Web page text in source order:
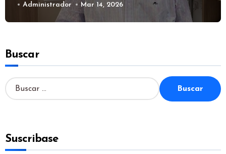
Administrador Mar 14, 2026
Buscar
B
u
r
:
Suscribase